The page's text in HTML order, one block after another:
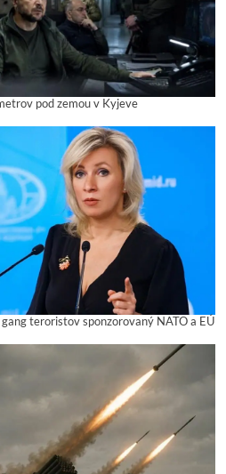
pod zemou v Kyjeve
teroristov sponzorovaný NATO a EÚ